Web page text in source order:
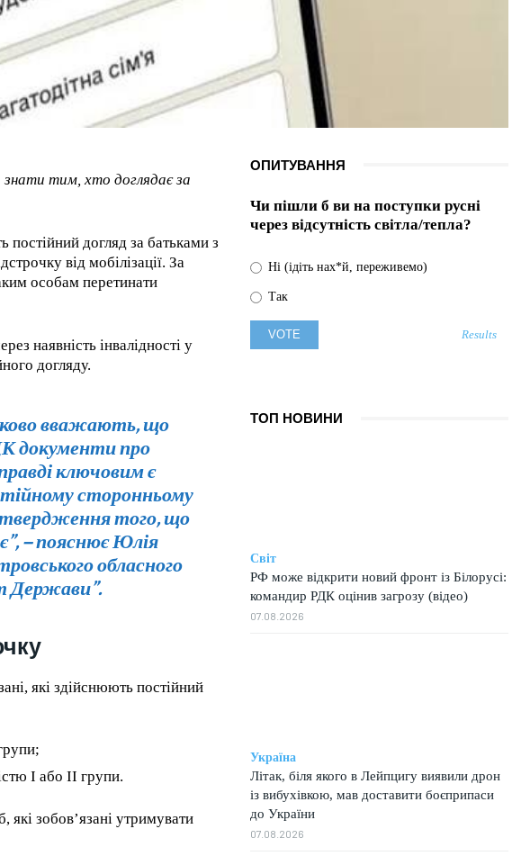
тим, хто доглядає за
постійний догляд за батьками з
від мобілізації. За
особам перетинати
наявність інвалідності у
догляду.
вважають, що
документи про
ключовим є
сторонньому
того, що
–пояснює Юлія
обласного
Держави”.
які здійснюють постійний
I або II групи.
які зобов’язані утримувати
ОПИТУВАННЯ
Чи пішли б ви на поступки русні
через відсутність світла/тепла?
Ні (ідіть нах*й, переживемо)
Так
Results
ТОП НОВИНИ
Світ
РФ може відкрити новий фронт із Білорусі:
командир РДК оцінив загрозу (відео)
07.08.2026
Україна
Літак, біля якого в Лейпцигу виявили дрон
із вибухівкою, мав доставити боєприпаси
до України
07.08.2026